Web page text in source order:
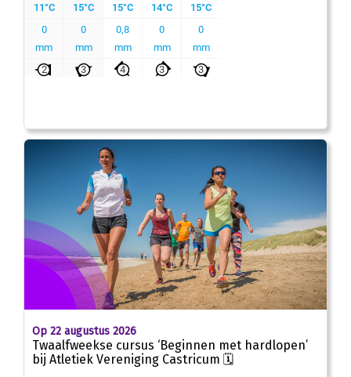
Op 22 augustus 2026
Twaalfweekse cursus ‘Beginnen met hardlopen’
bij Atletiek Vereniging Castricum 🗓